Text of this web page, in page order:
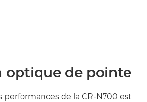
optique de pointe
performances de la CR-N700 est